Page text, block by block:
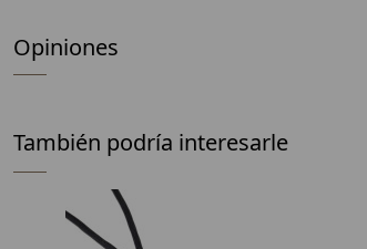
Opiniones
También podría interesarle